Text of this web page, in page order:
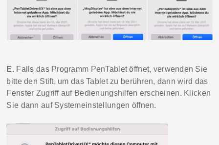
E. Falls das Programm PenTabletöffnet, verwenden Sie
bitte den Stift, um das Tablet zu berühren, dann wird das
Fenster Zugriff auf Bedienungshilfen erscheinen. K licken
Sie dann auf Systemeinstellungen öffnen.